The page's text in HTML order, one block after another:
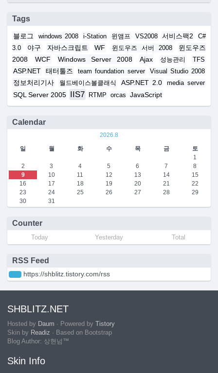
Tags
블로그 windows 2008 i-Station 윈앰프 VS2008 서비스팩2
C#
3.0
야구 자바스크립트 WF 윈도우즈 서버 2008
윈도우즈
2008
WCF Windows Server 2008 Ajax 성능관리 TFS
ASP.NET 태터툴즈 team foundation server Visual Studio 2008
정보처리기사 월드베이스볼클래식 ASP.NET 2.0 media server
SQL Server 2005 IIS7 RTMP orcas JavaScript
Calendar
2026.8
일
월 화 수 목 금
토
1
2
3 4 5 6 7
8
9
10 11 12 13 14
15
16
17 18 19 20 21
22
23
24 25 26 27 28
29
30
31
Counter
Today Yesterday Total
RSS Feed
https://shblitz.tistory.com/rss
SHBLITZ.NET
Hosted by Daum · Powered by Tistory
Skin by Readiz · Based on Bootstrap
Blog Author: 상현넘™
Skin Info